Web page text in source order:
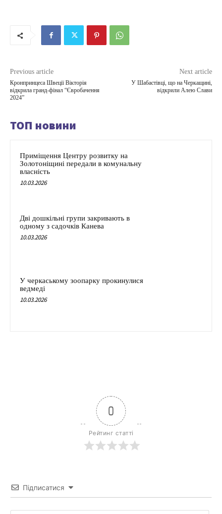
Previous article
Кронпринцеса Швеції Вікторія
відкрила гранд-фінал “Євробачення
2024”
Next article
У Шабастівці, що на Черкащині,
відкрили Алею Слави
ТОП новини
Приміщення Центру розвитку на
Золотоніщині передали в комунальну
власність
10.03.2026
Дві дошкільні групи закривають в
одному з садочків Канева
10.03.2026
У черкаському зоопарку прокинулися
ведмеді
10.03.2026
0
Рейтинг статті
Підписатися